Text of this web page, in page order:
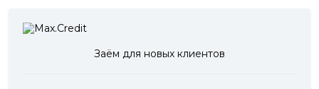
Заём для новых клиентов